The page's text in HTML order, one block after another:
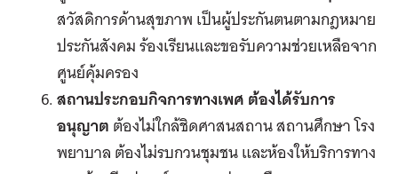
สวัสดิการด้านสุขภาพ เป็นผู้ประกันตนตามกฎหมาย
ประกันสังคม ร้องเรียนและขอรับความช่วยเหลือจาก
ศูนย์คุ้มครอง
สถานประกอบกิจการทางเพศ ต้องได้รับการ
อนุญาตต้องไม่ใกล้ชิดศาสนสถาน สถานศึกษา โรง
พยาบาล ต้องไม่รบกวนชุมชน และห้องให้บริการทาง